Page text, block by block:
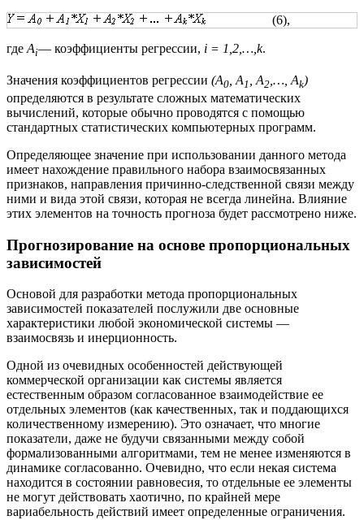
(6),
гдеAi— коэффициенты регрессии, i = 1,2,…,k.
Значения коэффициентов регрессии (A0 , A1 , A2 ,…, Ak)
определяются в результате сложных математических
вычислений, которые обычно проводятся с помощью
стандартных статистических компьютерных программ.
Определяющее значение при использовании данного метода
имеет нахождение правильного набора взаимосвязанных
признаков, направления причинно-следственной связи между
ними и вида этой связи, которая не всегда линейна. Влияние
этих элементов на точность прогноза будет рассмотрено ниже.
Прогнозирование на основе пропорциональных
зависимостей
Основой для разработки метода пропорциональных
зависимостей показателей послужили две основные
характеристики любой экономической системы —
взаимосвязь и инерционность.
Одной из очевидных особенностей действующей
коммерческой организации как системы является
естественным образом согласованное взаимодействие ее
отдельных элементов (как качественных, так и поддающихся
количественному измерению). Это означает, что многие
показатели, даже не будучи связанными между собой
формализованными алгоритмами, тем не менее изменяются в
динамике согласованно. Очевидно, что если некая система
находится в состоянии равновесия, то отдельные ее элементы
не могут действовать хаотично, по крайней мере
вариабельность действий имеет определенные ограничения.